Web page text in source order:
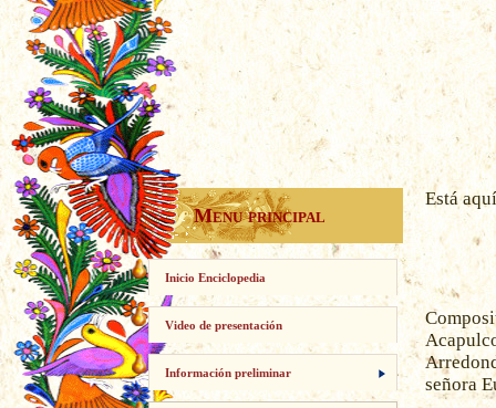
Menu principal
Inicio Enciclopedia
Video de presentación
Información preliminar
Está
señora